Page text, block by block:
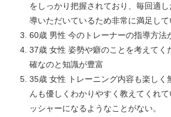
をしっかり把握されており、毎回適
導いただいているため非常に満足して
60歳 男性 今のトレーナーの指導方法
37歳 女性 姿勢や癖のことを考えてく
確なのと知識が豊富
35歳 女性 トレーニング内容も楽しく
んも優しくわかりやすく教えてくれ
ッシャーになるようなことがない。